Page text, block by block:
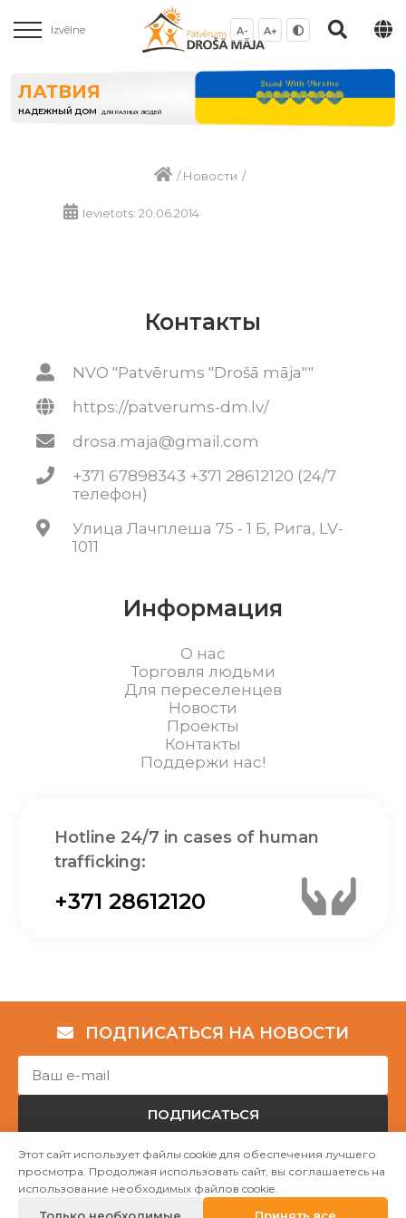
Izvēlne A- A+
ЛАТВИЯ
НАДЕЖНЫЙ ДОМ ДЛЯ РАЗНЫХ ЛЮДЕЙ
/Новости /
Ievietots: 20.06.2014
Контакты
NVO "Patvērums "Drošā māja""
https://patverums-dm.lv/
drosa.maja@gmail.com
+371 67898343 +371 28612120 (24/7
телефон)
Улица Лачплеша 75 - 1 Б, Рига, LV-
1011
Информация
О нас
Торговля людьми
Для переселенцев
Новости
Проекты
Контакты
Поддержи нас!
Hotline 24/7 in cases of human
trafficking:
+371 28612120
ПОДПИСАТЬСЯ НА НОВОСТИ
ПОДПИСАТЬСЯ
Авторские права © НГО „Убежище "Надёжный дом""
Этот сайт использует файлы cookie для обеспечения лучшего
просмотра. Продолжая использовать сайт, вы соглашаетесь на
использование необходимых файлов cookie.